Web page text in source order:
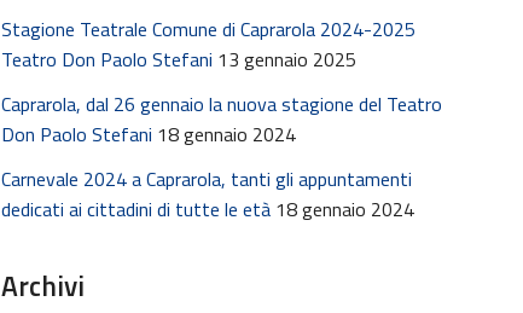
Stagione Teatrale Comune di Caprarola 2024-2025
Teatro Don Paolo Stefani 13 gennaio 2025
Caprarola, dal 26 gennaio la nuova stagione del Teatro
Don Paolo Stefani 18 gennaio 2024
Carnevale 2024 a Caprarola, tanti gli appuntamenti
dedicati ai cittadini di tutte le età 18 gennaio 2024
Archivi